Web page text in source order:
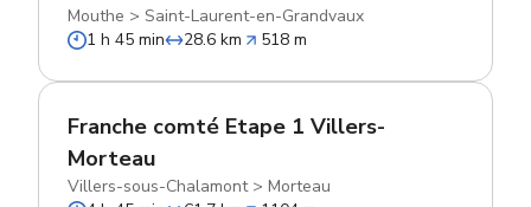
Mouthe > Saint-Laurent-en-Grandvaux
1 h 45 min
28.6 km 518 m
Franche comté Etape 1 Villers-
Morteau
Villers-sous-Chalamont> Morteau